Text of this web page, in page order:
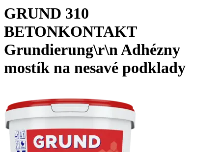
GRUND 310
BETONKONTAKT
Grundierung\r\n Adhézny
mostík na nesavé podklady